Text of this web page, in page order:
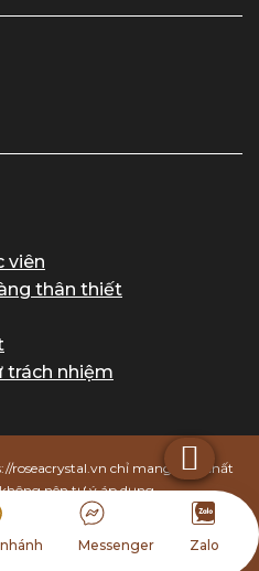
viên
thân thiết
trách nhiệm
Messenger Zalo
roseacrystal.vn chỉ mang tính chất
nên tự ý áp dụng.
trong trường hợp khách hàng
làm đẹp mà không tuân theo
của bác sĩ, chuyên gia.